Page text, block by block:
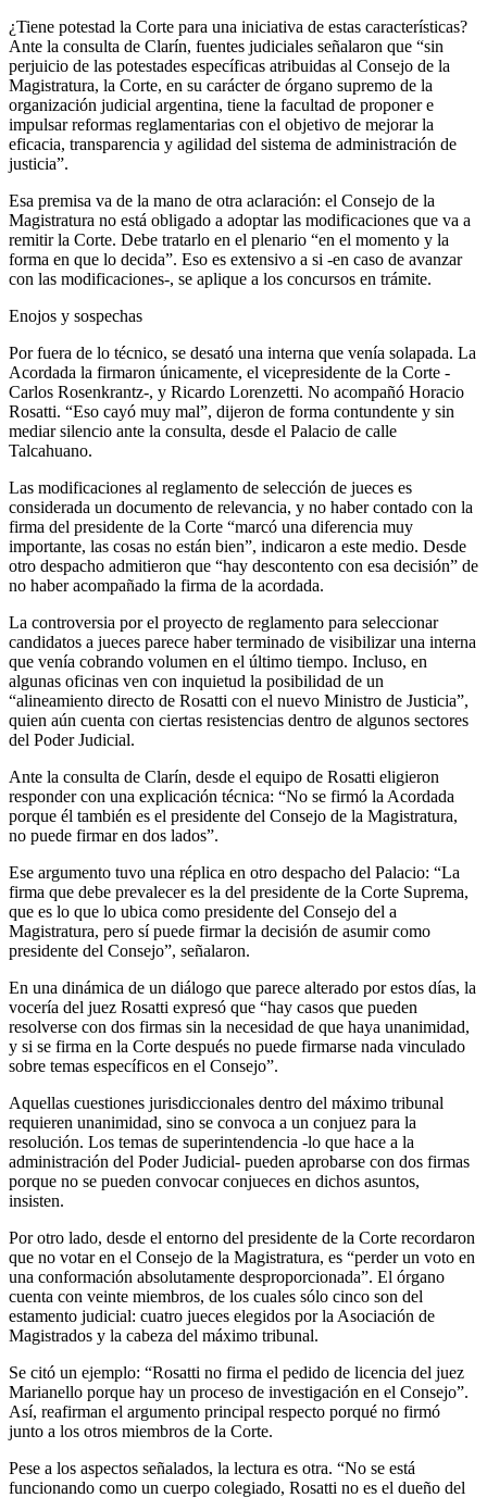
¿Tiene potestad la Corte para una iniciativa de estas características?
Ante la consulta de Clarín, fuentes judiciales señalaron que “sin
perjuicio de las potestades específicas atribuidas al Consejo de la
Magistratura, la Corte, en su carácter de órgano supremo de la
organización judicial argentina, tiene la facultad de proponer e
impulsar reformas reglamentarias con el objetivo de mejorar la
eficacia, transparencia y agilidad del sistema de administración de
justicia”.
Esa premisa va de la mano de otra aclaración: el Consejo de la
Magistratura no está obligado a adoptar las modificaciones que va a
remitir la Corte. Debe tratarlo en el plenario “en el momento y la
forma en que lo decida”. Eso es extensivo a si -en caso de avanzar
con las modificaciones-, se aplique a los concursos en trámite.
Enojos y sospechas
Por fuera de lo técnico, se desató una interna que venía solapada. La
Acordada la firmaron únicamente, el vicepresidente de la Corte -
Carlos Rosenkrantz-, y Ricardo Lorenzetti. No acompañó Horacio
Rosatti. “Eso cayó muy mal”, dijeron de forma contundente y sin
mediar silencio ante la consulta, desde el Palacio de calle
Talcahuano.
Las modificaciones al reglamento de selección de jueces es
considerada un documento de relevancia, y no haber contado con la
firma del presidente de la Corte “marcó una diferencia muy
importante, las cosas no están bien”, indicaron a este medio. Desde
otro despacho admitieron que “hay descontento con esa decisión” de
no haber acompañado la firma de la acordada.
La controversia por el proyecto de reglamento para seleccionar
candidatos a jueces parece haber terminado de visibilizar una interna
que venía cobrando volumen en el último tiempo. Incluso, en
algunas oficinas ven con inquietud la posibilidad de un
“alineamiento directo de Rosatti con el nuevo Ministro de Justicia”,
quien aún cuenta con ciertas resistencias dentro de algunos sectores
del Poder Judicial.
Ante la consulta de Clarín, desde el equipo de Rosatti eligieron
responder con una explicación técnica: “No se firmó la Acordada
porque él también es el presidente del Consejo de la Magistratura,
no puede firmar en dos lados”.
Ese argumento tuvo una réplica en otro despacho del Palacio: “La
firma que debe prevalecer es la del presidente de la Corte Suprema,
que es lo que lo ubica como presidente del Consejo del a
Magistratura, pero sí puede firmar la decisión de asumir como
presidente del Consejo”, señalaron.
En una dinámica de un diálogo que parece alterado por estos días, la
vocería del juez Rosatti expresó que “hay casos que pueden
resolverse con dos firmas sin la necesidad de que haya unanimidad,
y si se firma en la Corte después no puede firmarse nada vinculado
sobre temas específicos en el Consejo”.
Aquellas cuestiones jurisdiccionales dentro del máximo tribunal
requieren unanimidad, sino se convoca a un conjuez para la
resolución. Los temas de superintendencia -lo que hace a la
administración del Poder Judicial- pueden aprobarse con dos firmas
porque no se pueden convocar conjueces en dichos asuntos,
insisten.
Por otro lado, desde el entorno del presidente de la Corte recordaron
que no votar en el Consejo de la Magistratura, es “perder un voto en
una conformación absolutamente desproporcionada”. El órgano
cuenta con veinte miembros, de los cuales sólo cinco son del
estamento judicial: cuatro jueces elegidos por la Asociación de
Magistrados y la cabeza del máximo tribunal.
Se citó un ejemplo: “Rosatti no firma el pedido de licencia del juez
Marianello porque hay un proceso de investigación en el Consejo”.
Así, reafirman el argumento principal respecto porqué no firmó
junto a los otros miembros de la Corte.
Pese a los aspectos señalados, la lectura es otra. “No se está
funcionando como un cuerpo colegiado, Rosatti no es el dueño del